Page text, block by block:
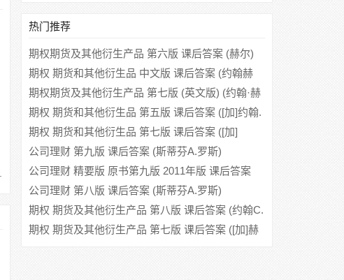
热门推荐
期权期货及其他衍生产品 第六版 课后答案 (赫尔)
期权 期货和其他衍生品 中文版 课后答案 (约翰赫
尔)
期权期货及其他衍生产品 第七版 (英文版) (约翰·赫
尔) 课后答案
期权 期货和其他衍生品 第五版 课后答案 ([加]约翰.
赫尔/John C. Hull)
期权 期货和其他衍生品 第七版 课后答案 ([加]
John)
公司理财 第九版 课后答案 (斯蒂芬A.罗斯)
公司理财 精要版 原书第九版 2011年版 课后答案
(斯蒂芬A.罗斯 方红星)
公司理财 第八版 课后答案 (斯蒂芬A.罗斯)
期权 期货及其他衍生产品 第八版 课后答案 (约翰C.
赫尔)
期权 期货及其他衍生产品 第七版 课后答案 ([加]赫